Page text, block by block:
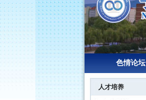
色情论坛
人才培养